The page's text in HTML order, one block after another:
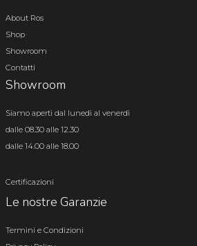
About Ros
Shop
Showroom
Contatti
Showroom
Siamo aperti dal lunedì al venerdì
dalle 08.30 alle 12.30
dalle 14.00 alle 18.00
Certificazioni
Le nostre Garanzie
Termini e Condizioni